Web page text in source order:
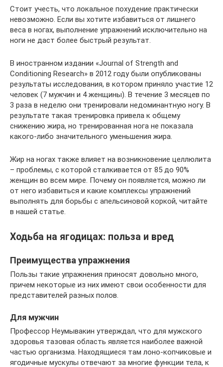
Стоит учесть, что локальное похудение практически
невозможно. Если вы хотите избавиться от лишнего
веса в ногах, выполнение упражнений исключительно на
ноги не даст более быстрый результат.
В иностранном издании «Journal of Strength and
Conditioning Research» в 2012 году были опубликованы
результаты исследования, в котором приняло участие 12
человек (7 мужчин и 4 женщины). В течение 3 месяцев по
3 раза в неделю они тренировали недоминантную ногу. В
результате такая тренировка привела к общему
снижению жира, но тренированная нога не показала
какого-либо значительного уменьшения жира.
Жир на ногах также влияет на возникновение целлюлита
– проблемы, с которой сталкивается от 85 до 90%
женщин во всем мире. Почему он появляется, можно ли
от него избавиться и какие комплексы упражнений
выполнять для борьбы с апельсиновой коркой, читайте
в нашей статье.
Ходьба на ягодицах: польза и вред
Преимущества упражнения
Пользы такие упражнения приносят довольно много,
причем некоторые из них имеют свои особенности для
представителей разных полов.
Для мужчин
Профессор Неумывакин утверждал, что для мужского
здоровья тазовая область является наиболее важной
частью организма. Находящиеся там лоно-копчиковые и
ягодичные мускулы отвечают за многие функции тела, к